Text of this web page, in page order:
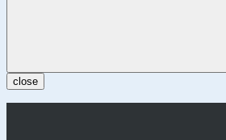
close